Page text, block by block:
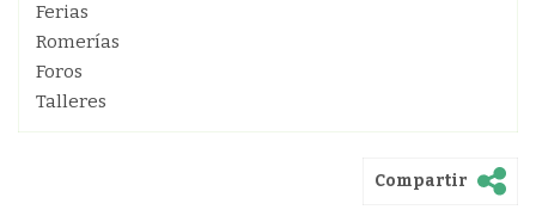
Ferias
Romerías
Foros
Talleres
Compartir